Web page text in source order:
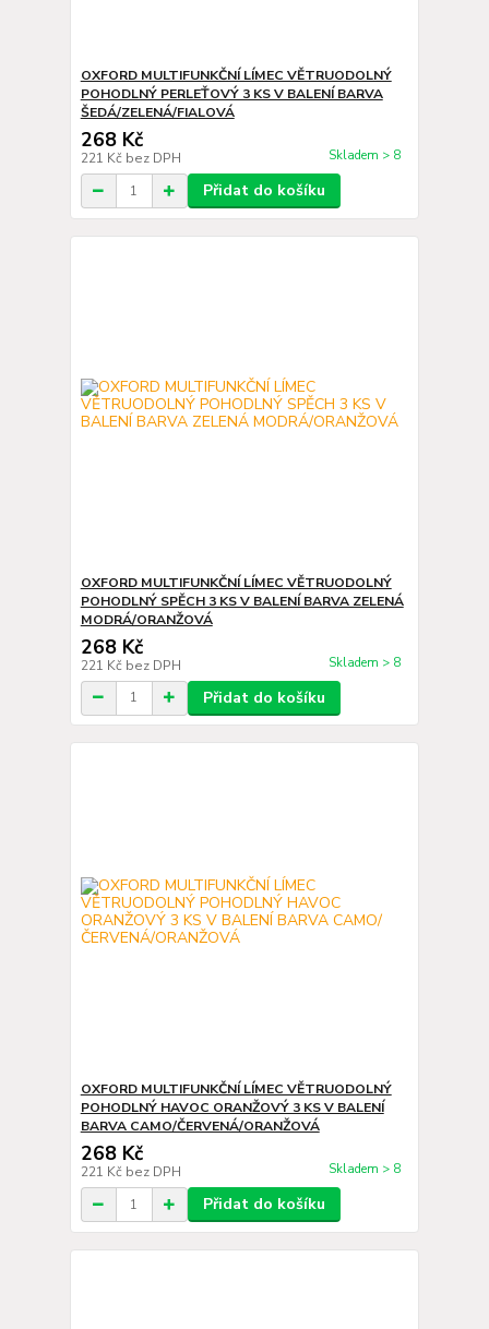
OXFORD MULTIFUNKČNÍ LÍMEC VĚTRUODOLNÝ
POHODLNÝ PERLEŤOVÝ 3 KS V BALENÍ BARVA
ŠEDÁ/ZELENÁ/FIALOVÁ
268 Kč
221 Kč bez DPH Skladem > 8
Přidat do košíku
OXFORD MULTIFUNKČNÍ LÍMEC VĚTRUODOLNÝ
POHODLNÝ SPĚCH 3 KS V BALENÍ BARVA ZELENÁ
MODRÁ/ORANŽOVÁ
268 Kč
221 Kč bez DPH Skladem > 8
Přidat do košíku
OXFORD MULTIFUNKČNÍ LÍMEC VĚTRUODOLNÝ
POHODLNÝ HAVOC ORANŽOVÝ 3 KS V BALENÍ
BARVA CAMO/ČERVENÁ/ORANŽOVÁ
268 Kč
221 Kč bez DPH Skladem > 8
Přidat do košíku